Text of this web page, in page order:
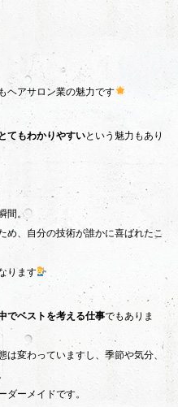
ヘアサロン業の魅力です
てもわかりやすいという魅力もあり
間。
め、自分の技術が誰かに喜ばれたこ
ります
でベストを考える仕事でもありま
変わっていますし、季節や気分、
ーメイドです。